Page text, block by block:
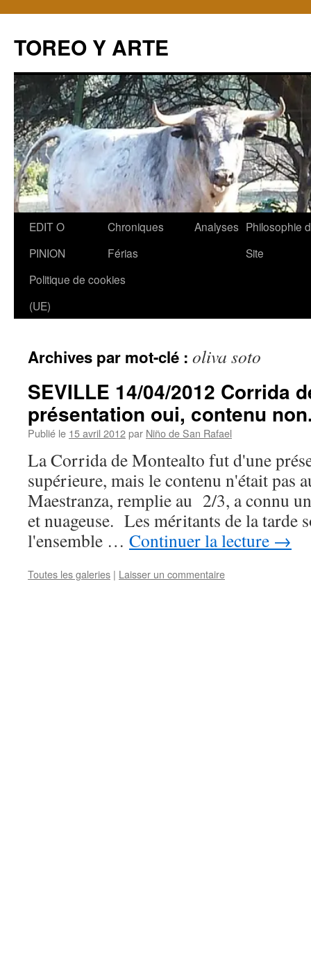
TOREO Y ARTE
Aller
contenu
EDIT O
PINION
Chroniques
Férias
Analyses Philosophie
Site
Politique de cookies
(UE)
Archives par mot-clé : oliva soto
SEVILLE 14/04/2012 Corrida
présentation oui, contenu
Publié le 15 avril 2012par Niño de San Rafael
La Corrida de Montealto fut d'une
supérieure, mais le contenu n'était pas
Maestranza, remplie au 2/3, a connu
et nuageuse. Les méritants de la tarde
l'ensemble … Continuer la lecture →
Toutes les galeries | Laisser un commentaire